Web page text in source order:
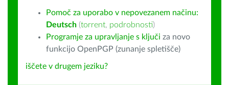
Pomoč za uporabo v nepovezanem načinu:
Deutsch (torrent, podrobnosti)
Programje za upravljanje s ključi za novo
funkcijo OpenPGP (zunanje spletišče)
iščete v drugem jeziku?